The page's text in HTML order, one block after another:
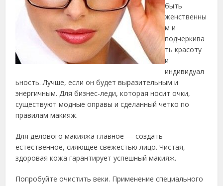
быть
женственны
м и
подчеркива
ть красоту
и
индивидуал
ьность. Лучше, если он будет выразительным и
энергичным. Для бизнес-леди, которая носит очки,
существуют модные оправы и сделанный четко по
правилам макияж.
Для делового макияжа главное — создать
естественное, сияющее свежестью лицо. Чистая,
здоровая кожа гарантирует успешный макияж.
Попробуйте очистить веки. Применение специального